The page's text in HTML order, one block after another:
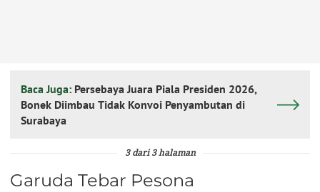
Baca Juga: Persebaya Juara Piala Presiden 2026,
Bonek Diimbau Tidak Konvoi Penyambutan di
Surabaya
3 dari 3 halaman
Garuda Tebar Pesona